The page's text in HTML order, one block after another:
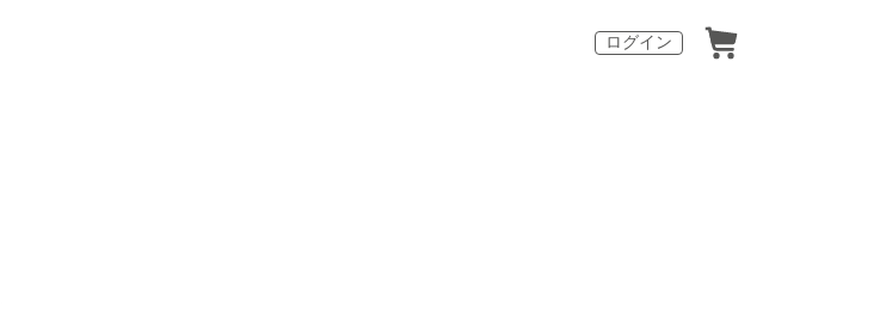
ログイン